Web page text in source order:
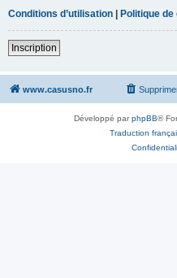
Conditions d’utilisation | Politique
Inscription
www.casusno.fr
Développé parphpBB®
Traduction